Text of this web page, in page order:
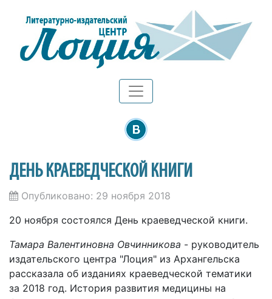
ДЕНЬ КРАЕВЕДЧЕСКОЙ КНИГИ
Опубликовано: 29 ноября 2018
20 ноября состоялся День краеведческой книги.
Тамара Валентиновна Овчинникова - руководитель
издательского центра "Лоция" из Архангельска
рассказала об изданиях краеведческой тематики
за 2018 год. История развития медицины на